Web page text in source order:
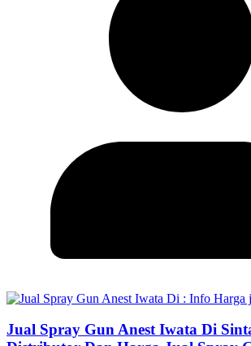
Jual Spray Gun Anest Iwata Di